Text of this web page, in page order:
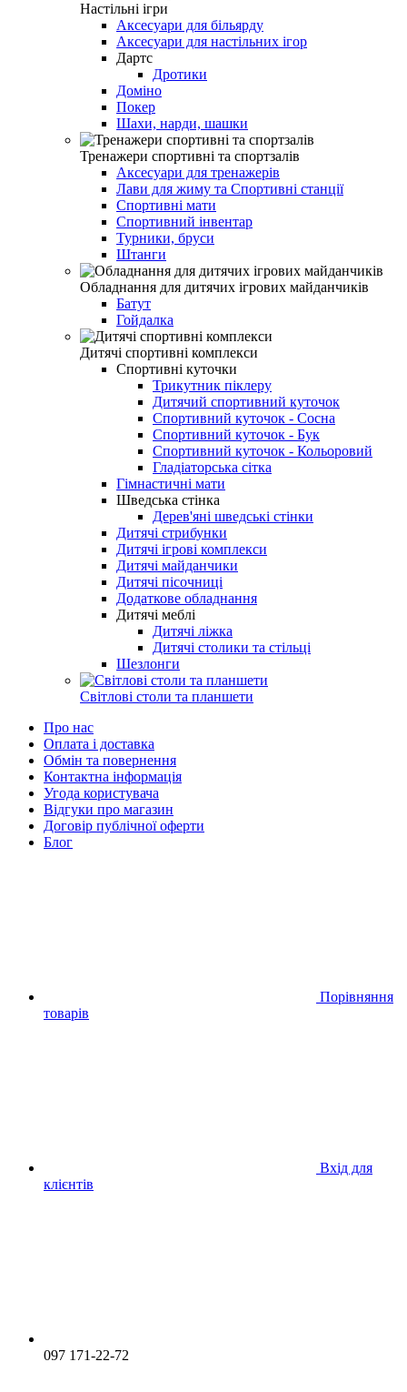
Настільні ігри
Аксесуари для більярду
Аксесуари для настільних ігор
Дартс
Дротики
Доміно
Покер
Шахи, нарди, шашки
Тренажери спортивні та спортзалів
Аксесуари для тренажерів
Лави для жиму та Спортивні станції
Спортивні мати
Спортивний інвентар
Турники, бруси
Штанги
Обладнання для дитячих ігрових майданчиків
Батут
Гойдалка
Дитячі спортивні комплекси
Спортивні куточки
Трикутник піклеру
Дитячий спортивний куточок
Спортивний куточок - Сосна
Спортивний куточок - Бук
Спортивний куточок - Кольоровий
Гладіаторська сітка
Гімнастичні мати
Шведська стінка
Дерев'яні шведські стінки
Дитячі стрибунки
Дитячі ігрові комплекси
Дитячі майданчики
Дитячі пісочниці
Додаткове обладнання
Дитячі меблі
Дитячі ліжка
Дитячі столики та стільці
Шезлонги
Світлові столи та планшети
Про нас
Оплата і доставка
Обмін та повернення
Контактна інформація
Угода користувача
Відгуки про магазин
Договір публічної оферти
Блог
Порівняння
товарів
Вхід для
клієнтів
097 171-22-72